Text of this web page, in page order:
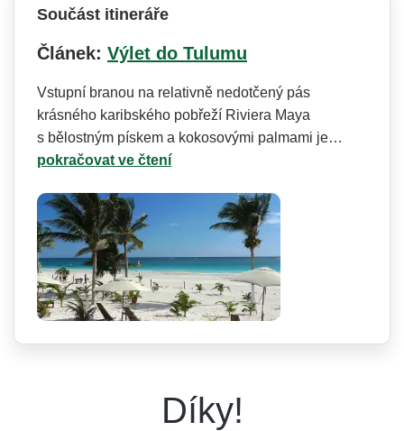
Součást itineráře
Článek: Výlet do Tulumu
Vstupní branou na relativně nedotčený pás
krásného karibského pobřeží Riviera Maya
s bělostným pískem a kokosovými palmami je…
pokračovat ve čtení
Díky!